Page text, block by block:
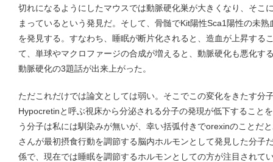
切れになるようにしたマウスでは動脈硬化巣が大きくなり、そこ
まっているという発見だ。そして、骨髄でKit陽性Sca1陽性の未
を発見する。すなわち、睡眠が断片化されると、造血が上昇する
て、単球やマクロファージの合成が増えると、動脈硬化も悪化す
動脈硬化の3題話が出来上がった。
ただこれだけでは論文としては弱い。そこでこの変化をきたす分
Hypocretinと呼ぶ視床から分泌される分子の発現が低下すること
う分子は私には馴染みが無いが、幸い括弧付きでorexinのことだ
さんが最初摂食行動を調節する脳内ホルモンとして発見した分子
係で、現在では睡眠を調節するホルモンとしての方が注目されて